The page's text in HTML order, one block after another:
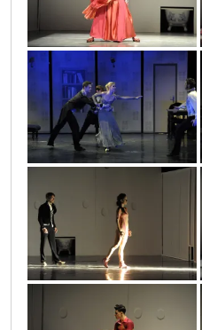
puskin_8
proces_33